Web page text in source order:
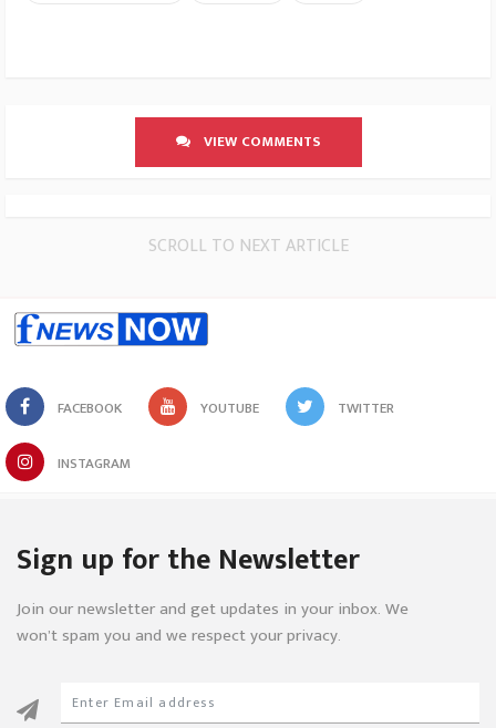
VIEW COMMENTS
SCROLL TO NEXT ARTICLE
FACEBOOK YOUTUBE TWITTER
INSTAGRAM
Sign up for the Newsletter
Join our newsletter and get updates in your inbox. We
won’t spam you and we respect your privacy.